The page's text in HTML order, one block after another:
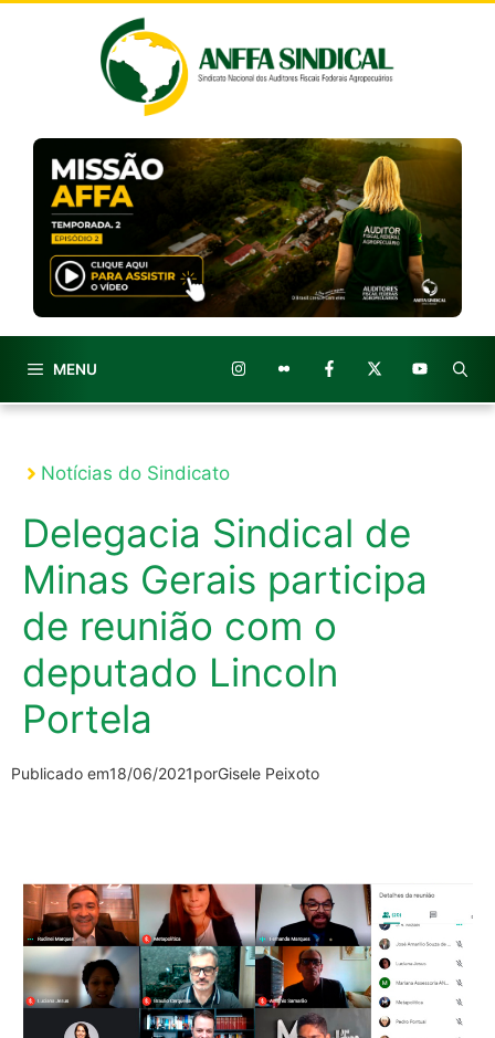
MENU
Notícias do Sindicato
Delegacia Sindical de
Minas Gerais participa
de reunião com o
deputado Lincoln
Portela
Publicado em18/06/2021porGisele Peixoto